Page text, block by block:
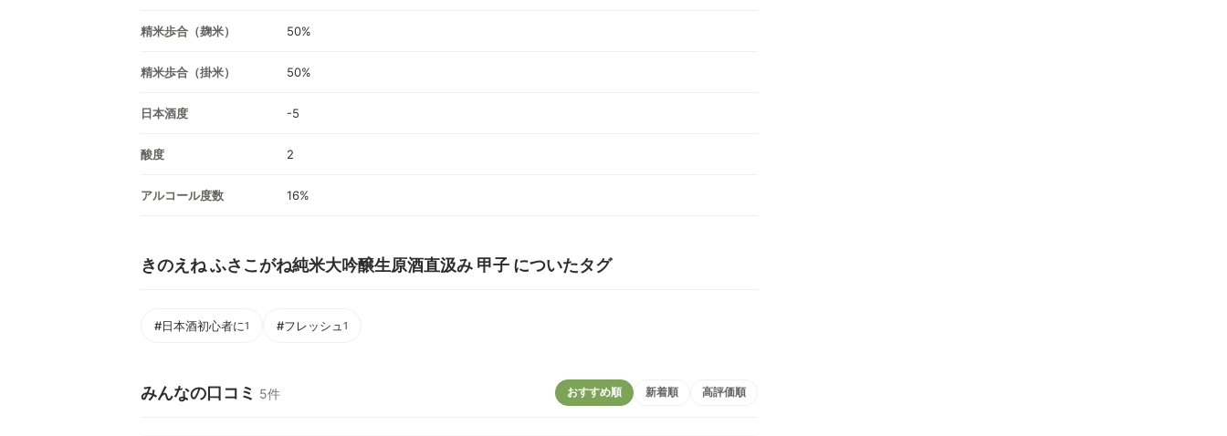
精米歩合（麹米） 50%
精米歩合（掛米） 50%
日本酒度 -5
酸度 2
アルコール度数 16%
きのえね ふさこがね純米大吟醸生原酒直汲み 甲子 についたタグ
#日本酒初心者に1 #フレッシュ 1
みんなの口コミ 5件 おすすめ順 新着順 高評価順